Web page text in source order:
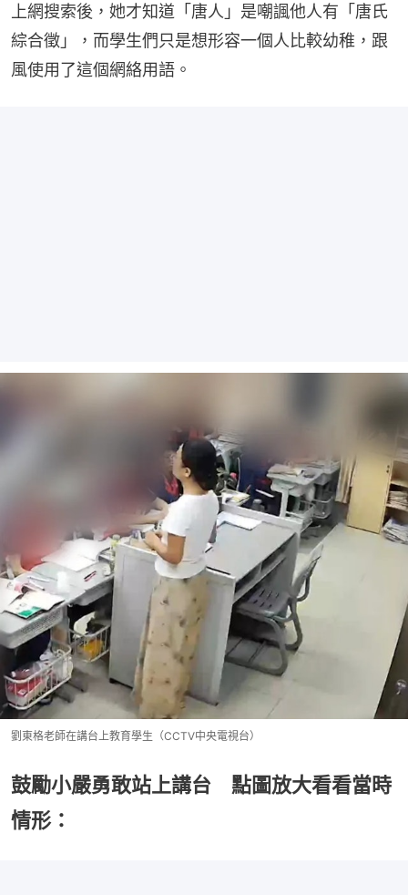
上網搜索後，她才知道「唐人」是嘲諷他人有「唐氏
綜合徵」，而學生們只是想形容一個人比較幼稚，跟
風使用了這個網絡用語。
劉東格老師在講台上教育學生（CCTV中央電視台）
鼓勵小嚴勇敢站上講台 點圖放大看看當時
情形：